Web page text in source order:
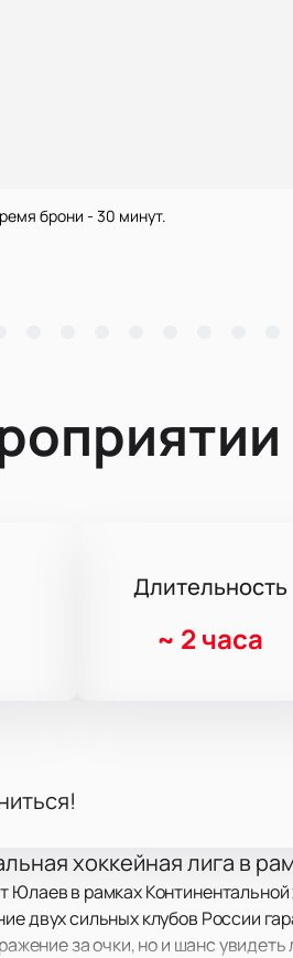
брони - 30 минут.
Длительность
~ 2 часа
хоккейная лига в
в рамках Континентальной
двух сильных клубов России
за очки, но и шанс увидеть